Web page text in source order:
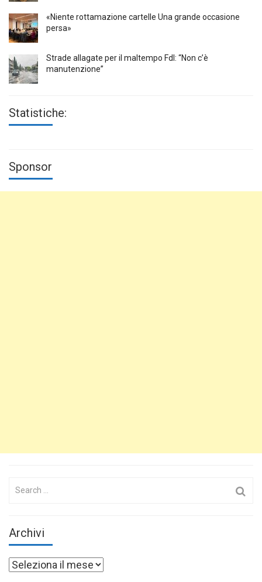
«Niente rottamazione cartelle Una grande occasione
persa»
Strade allagate per il maltempo FdI: “Non c’è
manutenzione”
Statistiche:
Sponsor
Search
Archivi
Archivi